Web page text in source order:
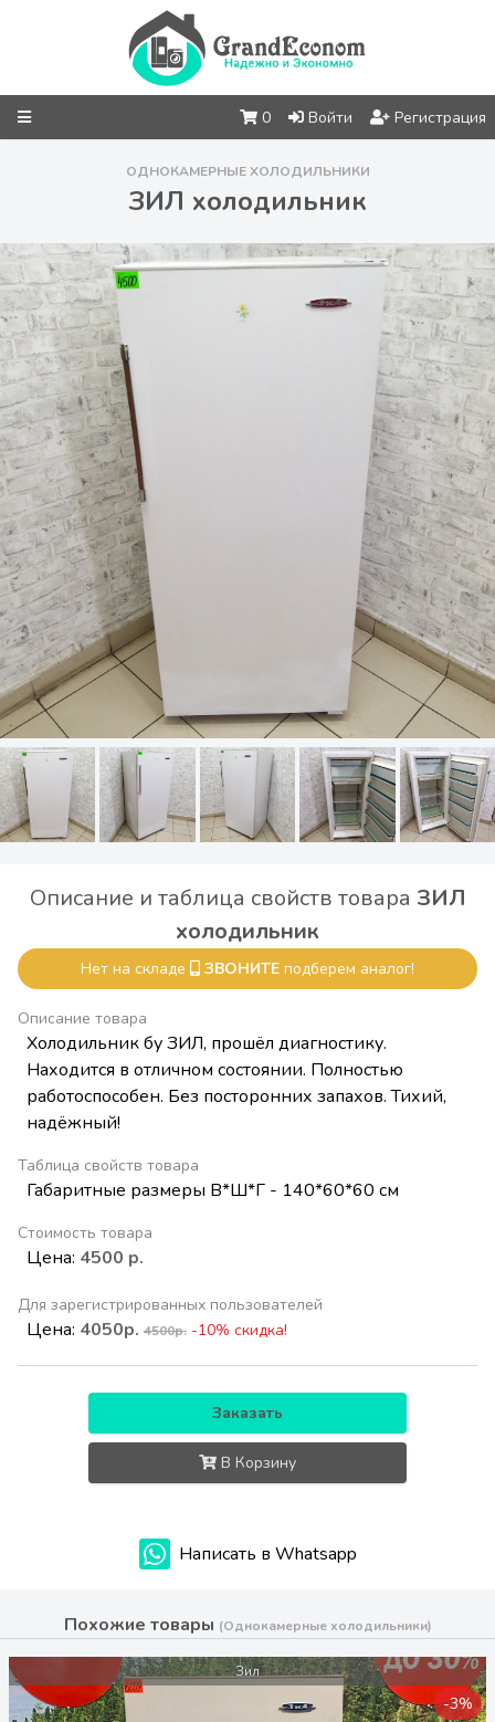
0 Войти Регистрация
ОДНОКАМЕРНЫЕ ХОЛОДИЛЬНИКИ
ЗИЛ холодильник
Описание и таблица свойств товара ЗИЛ
холодильник
Нет на складе ЗВОНИТЕ подберем аналог!
Описание товара
Холодильник бу ЗИЛ, прошёл диагностику.
Находится в отличном состоянии. Полностью
работоспособен. Без посторонних запахов. Тихий,
надёжный!
Таблица свойств товара
Габаритные размеры В*Ш*Г - 140*60*60 см
Стоимость товара
Цена: 4500 р.
Для зарегистрированных пользователей
Цена: 4050р. 4500р. -10% скидка!
Заказать
В Корзину
Написать в Whatsapp
Похожие товары (Однокамерные холодильники)
Зил
-3%